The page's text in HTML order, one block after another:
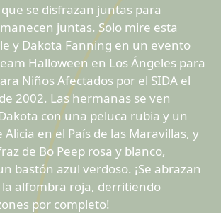
se disfrazan juntas para
juntas. Solo mire esta
y Dakota Fanning en un evento
Halloween en Los Ángeles para
Niños Afectados por el SIDA el
2002. Las hermanas se ven
con una peluca rubia y un
en el País de las Maravillas, y
de Bo Peep rosa y blanco,
bastón azul verdoso. ¡Se abrazan
alfombra roja, derritiendo
por completo!